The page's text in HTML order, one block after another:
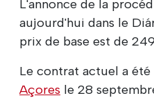
L'annonce de la
aujourd'hui dans le
prix de base est de
Le contrat actuel a été
Açores le 28